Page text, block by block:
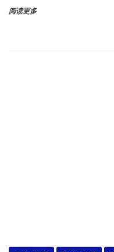
阅读更多